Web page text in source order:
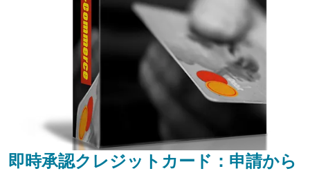
即時承認クレジットカード：申請から